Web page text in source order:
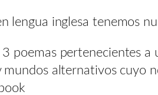
lengua inglesa tenemos
poemas pertenecientes
mundos alternativos cuyo